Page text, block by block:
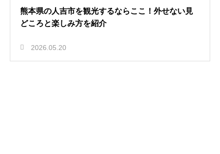
熊本県の人吉市を観光するならここ！外せない見
どころと楽しみ方を紹介
2026.05.20